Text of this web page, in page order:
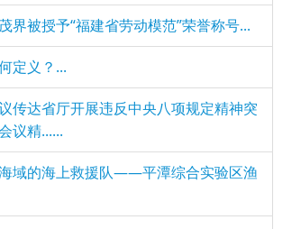
界被授予“福建省劳动模范”荣誉称号...
定义？...
传达省厅开展违反中央八项规定精神突
议精......
域的海上救援队——平潭综合实验区渔